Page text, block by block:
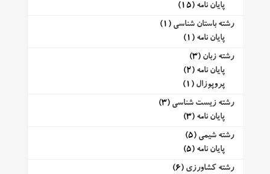
پایان نامه (15)
رشته باستان شناسی (1)
پایان نامه (1)
رشته زبان (3)
پایان نامه (2)
پروپوزال (1)
رشته زیست شناسی (3)
پایان نامه (3)
رشته شیمی (5)
پایان نامه (5)
رشته کشاورزی (6)